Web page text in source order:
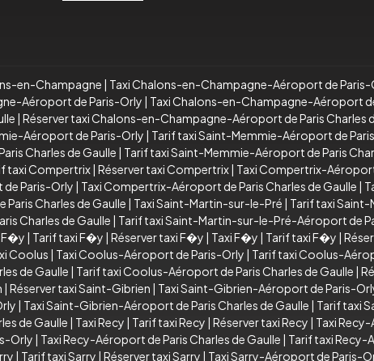
en-Champagne Taxi Chalons-en-Champagne-Aéroport de Paris-
Aéroport de Paris-Orly
Taxi Chalons-en-Champagne-Aéroport
Réserver taxi Chalons-en-Champagne-Aéroport de Paris Charles
Aéroport de Paris-Orly Tarif taxi Saint-Memmie-Aéroport de
Charles de Gaulle Tarif taxi Saint-Memmie-Aéroport de Paris
taxi Compertrix Réserver taxi Compertrix Taxi Compertrix-
Paris-Orly Taxi Compertrix-Aéroport de Paris Charles de Gaulle
Charles de Gaulle Taxi Saint-Martin-sur-le-Pré
Tarif taxi
Charles de Gaulle
Tarif taxi Saint-Martin-sur-le-Pré-Aéroport de
F�y Tarif taxi F�y Réserver taxi F�y Taxi F�y Tarif taxi F�y
Coolus Taxi Coolus-Aéroport de Paris-Orly
Tarif taxi Coolus-
de Gaulle Tarif taxi Coolus-Aéroport de Paris Charles de Gaulle
Réserver taxi Saint-Gibrien Taxi Saint-Gibrien-Aéroport de Paris-
Taxi Saint-Gibrien-Aéroport de Paris Charles de Gaulle
Tarif taxi
de Gaulle Taxi Recy Tarif taxi Recy Réserver taxi Recy
Taxi
Orly Taxi Recy-Aéroport de Paris Charles de Gaulle
Tarif taxi Recy-
Tarif taxi Sarry Réserver taxi Sarry Taxi Sarry-Aéroport de Paris-